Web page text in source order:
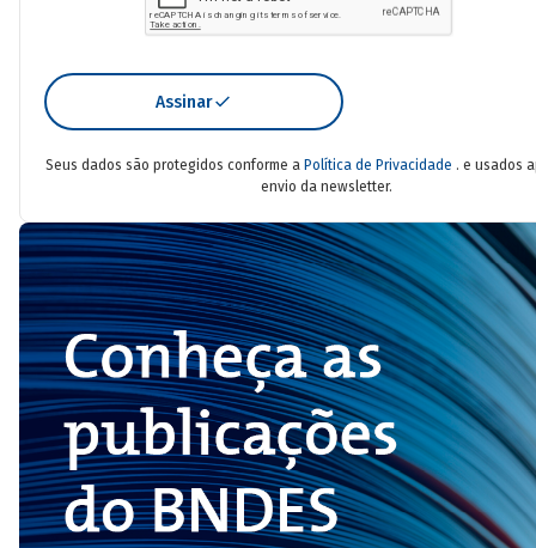
Assinar
Seus dados são protegidos conforme a Política de Privacidade . e usados
envio da newsletter.